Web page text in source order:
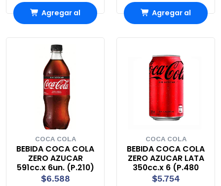
Agregar al Agregar al
COCA COLA
BEBIDA COCA COLA
ZERO AZUCAR
591cc.x 6un. (P.210)
$6.588
COCA COLA
BEBIDA COCA COLA
ZERO AZUCAR LATA
350cc.x 6 (P.480
$5.754